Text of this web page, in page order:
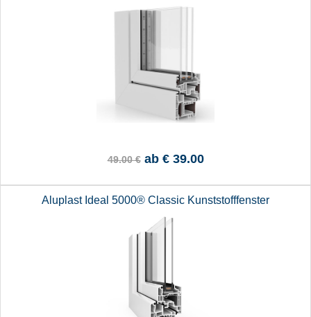
49.00 €ab € 39.00
Aluplast Ideal 5000® Classic Kunststofffenster